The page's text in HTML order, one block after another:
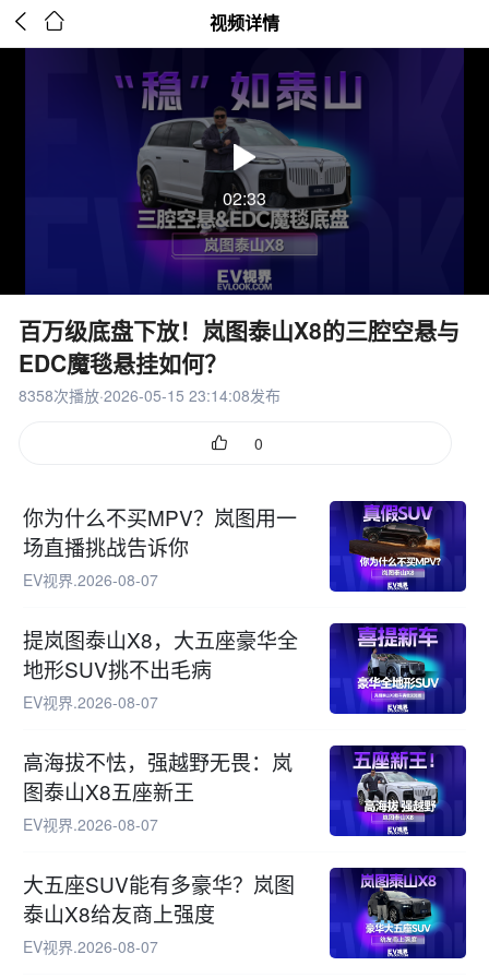
  视频详情
02:33
百万级底盘下放！岚图泰山X8的三腔空悬与
EDC魔毯悬挂如何？
8358次播放·2026-05-15 23:14:08发布
 0
你为什么不买MPV？岚图用一
场直播挑战告诉你
EV视界.2026-08-07
提岚图泰山X8，大五座豪华全
地形SUV挑不出毛病
EV视界.2026-08-07
高海拔不怯，强越野无畏：岚
图泰山X8五座新王
EV视界.2026-08-07
大五座SUV能有多豪华？岚图
泰山X8给友商上强度
EV视界.2026-08-07